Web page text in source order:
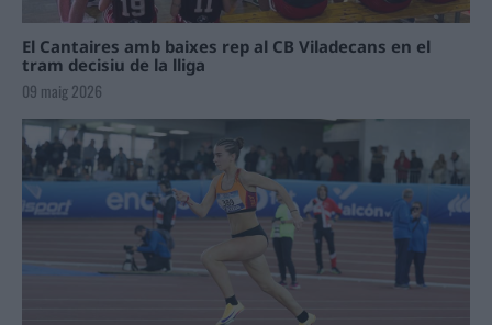
El Cantaires amb baixes rep al CB Viladecans en el
tram decisiu de la lliga
09 maig 2026